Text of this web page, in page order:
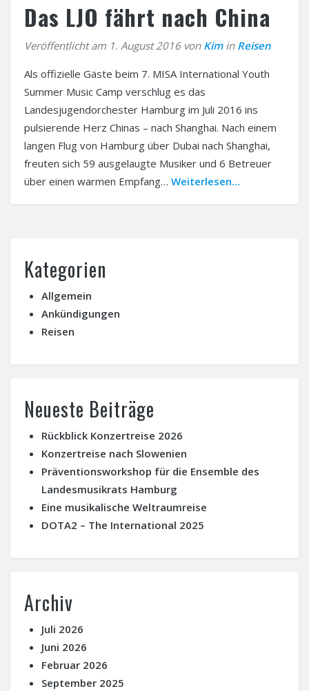
Kontakt
Interner Bereich
Das LJO fährt nach China
Veröffentlicht am 1. August 2016 von Kimin Reisen
Als offizielle Gäste beim 7. MISA International Youth
Summer Music Camp verschlug es das
Landesjugendorchester Hamburg im Juli 2016 ins
pulsierende Herz Chinas – nach Shanghai. Nach einem
langen Flug von Hamburg über Dubai nach Shanghai,
freuten sich 59 ausgelaugte Musiker und 6 Betreuer
über einen warmen Empfang… Weiterlesen…
Kategorien
Allgemein
Ankündigungen
Reisen
Neueste Beiträge
Rückblick Konzertreise 2026
Konzertreise nach Slowenien
Präventionsworkshop für die Ensemble des
Landesmusikrats Hamburg
Eine musikalische Weltraumreise
DOTA2 – The International 2025
Archiv
Juli 2026
Juni 2026
Februar 2026
September 2025